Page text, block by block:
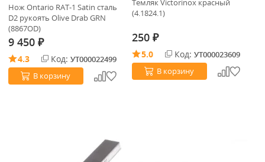
Нож Ontario RAT-1 Satin сталь
D2 рукоять Olive Drab GRN
(8867OD)
9 450 ₽
4.3 Код: УТ000022499
В корзину
Темляк Victorinox красный
(4.1824.1)
250 ₽
5.0 Код: УТ000023609
В корзину